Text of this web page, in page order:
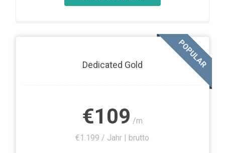
Dedicated Gold
€109 /m
€1.199 / Jahr | brutto
POPULAR